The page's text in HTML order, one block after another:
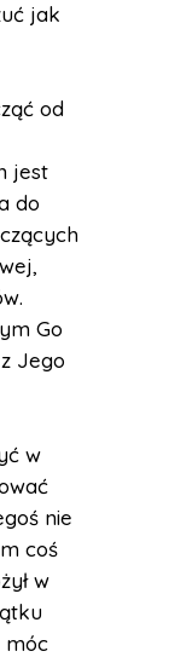
jak
od
jest
do
Go
Jego
w
nie
coś
w
móc